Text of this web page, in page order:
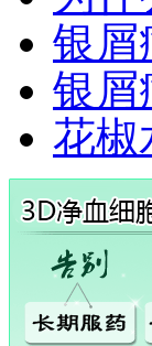
银屑
银屑
花椒